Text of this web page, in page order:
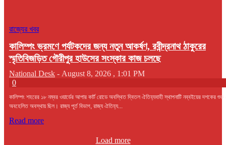
রাজ্যের খবর
কালিম্পং ভ্রমণে পর্যটকদের জন্য নতুন আকর্ষণ, রবীন্দ্রনাথ ঠাকুরের
স্মৃতিবিজড়িত গৌরীপুর হাউসের সংস্কার কাজ চলছে
National Desk - August 8, 2026 , 1:01 PM
0
কালিম্পং শহরের ১৮ নম্বর ওয়ার্ডের আপার কার্ট রোডে অবস্থিত দ্বিতল ঐতিহ্যবাহী স্থাপনাটি নব্বইয়ের দশকের শুরু
অবহেলিত অবস্থায় ছিল। রাজ্য পূর্ত বিভাগ, রাজ্য ঐতিহ্য...
Read more
Load more